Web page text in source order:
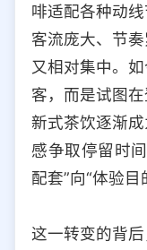
啡适配各种动
客流庞大、节
又相对集中。
客，而是试图
新式茶饮逐渐
感争取停留时
配套”向“体验目
这一转变的背